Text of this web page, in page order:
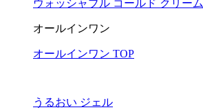
ウォッシャブル コールド クリーム
オールインワン
オールインワン TOP
うるおい ジェル